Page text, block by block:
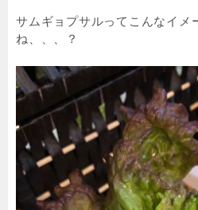
サムギョプサルってこんなイメ
ね、、、？